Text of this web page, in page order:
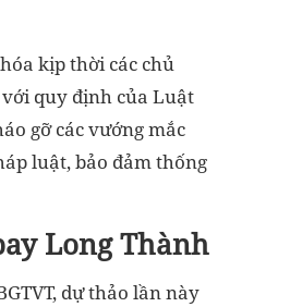
kịp thời các chủ
quy định của Luật
gỡ các vướng mắc
luật, bảo đảm thống
Long Thành
dự thảo lần này